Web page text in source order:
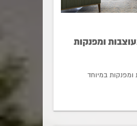
ומפנקות
ומפנקות במיוחד